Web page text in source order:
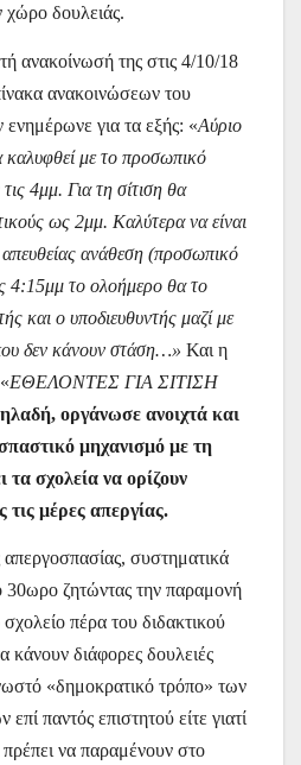
χώρο δουλειάς.
ανακοίνωσή της στις 4/10/18
ανακοινώσεων του
για τα εξής: «Αύριο
με το προσωπικό
τις 4μμ. Για τη σίτιση θα
ως 2μμ. Καλύτερα να είναι
απευθείας ανάθεση (προσωπικό
4:15μμ το ολοήμερο θα το
και ο υποδιευθυντής μαζί με
δεν κάνουν στάση…» Και η
ΕΘΕΛΟΝΤΕΣ ΓΙΑ ΣΙΤΙΣΗ
οργάνωσε ανοιχτά και
μηχανισμό με τη
τα σχολεία να ορίζουν
μέρες απεργίας.
συστηματικά
30ωρο ζητώντας την παραμονή
πέρα του διδακτικού
κάνουν διάφορες δουλειές
«δημοκρατικό τρόπο» των
παντός επιστητού είτε γιατί
πρέπει να παραμένουν στο